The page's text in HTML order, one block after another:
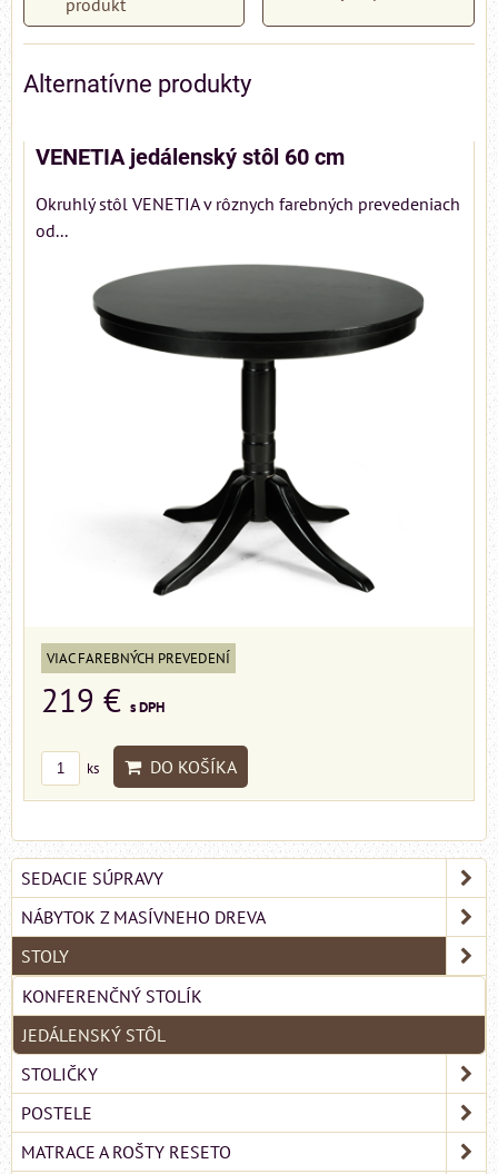
produkt
Alternatívne produkty
VENETIA jedálenský stôl 60 cm
Okruhlý stôl VENETIA v rôznych farebných prevedeniach
od...
VIAC FAREBNÝCH PREVEDENÍ
219 € s DPH
ks DO KOŠÍKA
SEDACIE SÚPRAVY
NÁBYTOK Z MASÍVNEHO DREVA
STOLY
KONFERENČNÝ STOLÍK
JEDÁLENSKÝ STÔL
STOLIČKY
POSTELE
MATRACE A ROŠTY RESETO